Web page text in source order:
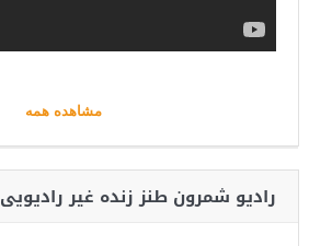
مشاهده همه
رادیو شمرون طنز زنده غیر رادیویی